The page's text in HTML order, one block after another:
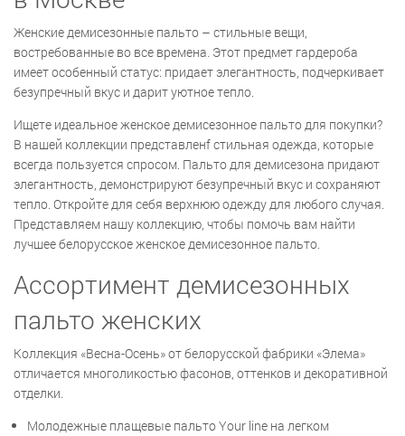
Женские демисезонные пальто – стильные вещи,
востребованные во все времена. Этот предмет гардероба
имеет особенный статус: придает элегантность, подчеркивает
безупречный вкус и дарит уютное тепло.
Ищете идеальное женское демисезонное пальто для покупки?
В нашей коллекции представленf стильная одежда, которые
всегда пользуется спросом. Пальто для демисезона придают
элегантность, демонстрируют безупречный вкус и сохраняют
тепло. Откройте для себя верхнюю одежду для любого случая.
Представляем нашу коллекцию, чтобы помочь вам найти
лучшее белорусское женское демисезонное пальто.
Ассортимент демисезонных
пальто женских
Коллекция «Весна-Осень» от белорусской фабрики «Элема»
отличается многоликостью фасонов, оттенков и декоративной
отделки.
Молодежные плащевые пальто Your line на легком